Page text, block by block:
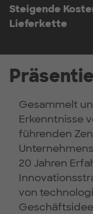
Steigende
Lieferkette
Gesammelt
Erkenntnisse
führenden
20 Jahren
von